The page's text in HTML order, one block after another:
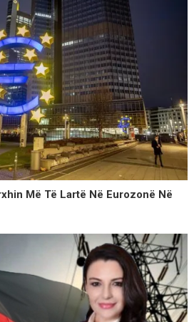
Më Të Lartë Në Eurozonë Në